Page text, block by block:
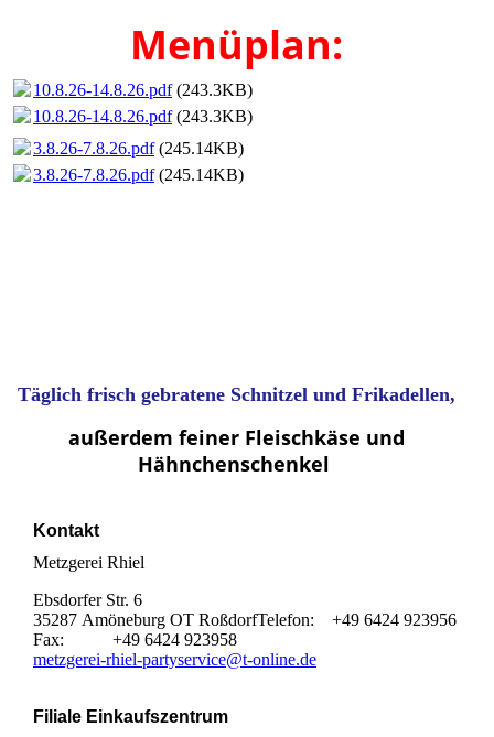
Menüplan:
10.8.26-14.8.26.pdf(243.3KB)
10.8.26-14.8.26.pdf(243.3KB)
3.8.26-7.8.26.pdf(245.14KB)
3.8.26-7.8.26.pdf(245.14KB)
Täglich frisch gebratene Schnitzel und Frikadellen,
außerdem feiner Fleischkäse und
Hähnchenschenkel
Kontakt
Metzgerei Rhiel
Ebsdorfer Str. 6
35287 Amöneburg OT RoßdorfTelefon: +49 6424 923956
Fax: +49 6424 923958
metzgerei-rhiel-partyservice@t-online.de
Filiale Einkaufszentrum